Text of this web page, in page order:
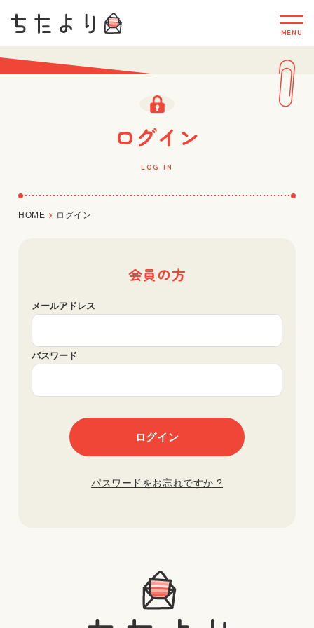
ログイン
LOG IN
HOME ログイン
会員の方
メールアドレス
パスワード
パスワードをお忘れですか ?